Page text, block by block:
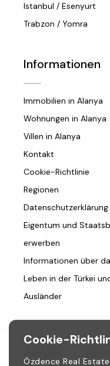
Istanbul / Esenyurt
Trabzon / Yomra
Informationen
Immobilien in Alanya
Wohnungen in Alanya
Villen in Alanya
Kontakt
Cookie-Richtlinie
Regionen
Datenschutzerklärung
Eigentum und
erwerben
Informationen über
Leben in der Türkei
Ausländer
Cookie-
Özdence Real